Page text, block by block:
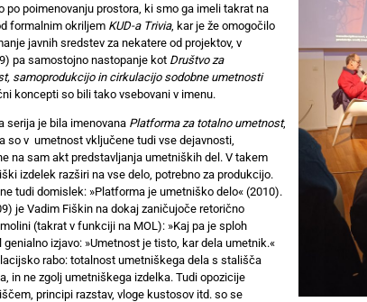
po poimenovanju prostora, ki smo ga imeli takrat na
formalnim okriljem KUD-a Trivia, kar je že omogočilo
javnih sredstev za nekatere od projektov, v
pa samostojno nastopanje kot Društvo za
samoprodukcijo in cirkulacijo sodobne umetnosti
koncepti so bili tako vsebovani v imenu.
serija je bila imenovana Platforma za totalno umetnost,
so v umetnost vključene tudi vse dejavnosti,
na sam akt predstavljanja umetniških del. V takem
izdelek razširi na vse delo, potrebno za produkcijo.
tudi domislek: »Platforma je umetniško delo« (2010).
je Vadim Fiškin na dokaj zaničujoče retorično
(takrat v funkciji na MOL): »Kaj pa je sploh
izjavo: »Umetnost je tisto, kar dela umetnik.«
rabo: totalnost umetniškega dela s stališča
in ne zgolj umetniškega izdelka. Tudi opozicije
principi razstav, vloge kustosov itd. so se